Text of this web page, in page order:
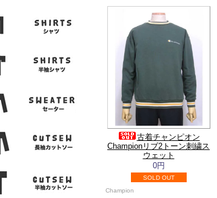
古着チャンピオン
Championリブ2トーン刺繍ス
ウェット
0円
SOLD OUT
Champion